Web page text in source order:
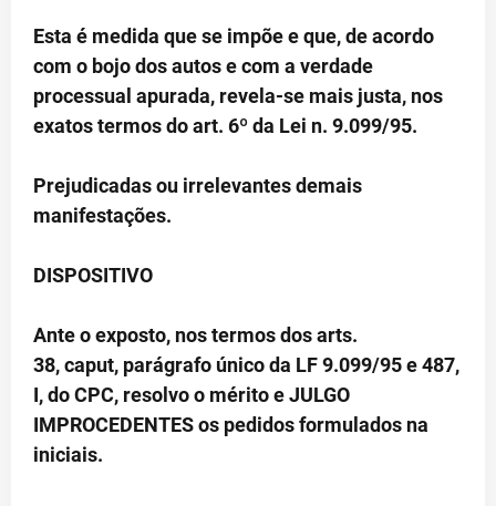
Esta é medida que se impõe e que, de acordo
com o bojo dos autos e com a verdade
processual apurada, revela-se mais justa, nos
exatos termos do art. 6º da Lei n. 9.099/95.
Prejudicadas ou irrelevantes demais
manifestações.
DISPOSITIVO
Ante o exposto, nos termos dos arts.
38, caput, parágrafo único da LF 9.099/95 e 487,
I, do CPC, resolvo o mérito e JULGO
IMPROCEDENTES os pedidos formulados na
iniciais.